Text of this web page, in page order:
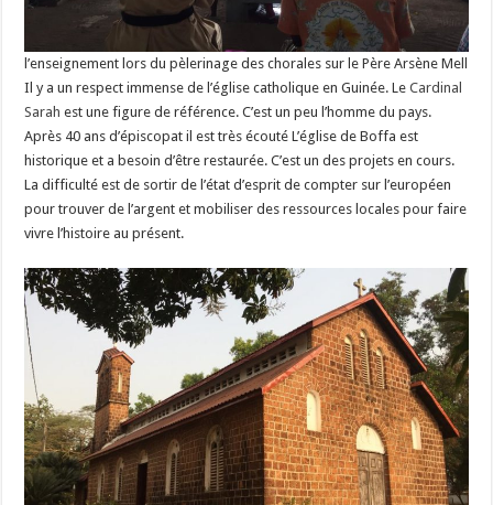
l’enseignement lors du pèlerinage des chorales sur le Père Arsène Mell
Il y a un respect immense de l’église catholique en Guinée. LeCardinal
Sarah est une figure de référence. C’est un peu l’homme du pays.
Après 40 ans d’épiscopat il est très écouté L’église de Boffa est
historique et a besoin d’être restaurée. C’est un des projets en cours.
La difficulté est de sortir de l’état d’esprit de compter sur l’européen
pour trouver de l’argent et mobiliser des ressources locales pour faire
vivre l’histoire au présent.